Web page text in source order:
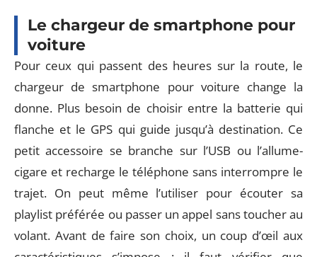
Le chargeur de smartphone pour
voiture
Pour ceux qui passent des heures sur la route, le
chargeur de smartphone pour voiture change la
donne. Plus besoin de choisir entre la batterie qui
flanche et le GPS qui guide jusqu’à destination. Ce
petit accessoire se branche sur l’USB ou l’allume-
cigare et recharge le téléphone sans interrompre le
trajet. On peut même l’utiliser pour écouter sa
playlist préférée ou passer un appel sans toucher au
volant. Avant de faire son choix, un coup d’œil aux